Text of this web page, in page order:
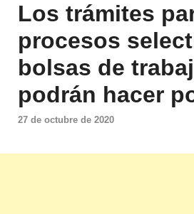
Los trámites
procesos
bolsas de
podrán hacer
27 de octubre de 2020